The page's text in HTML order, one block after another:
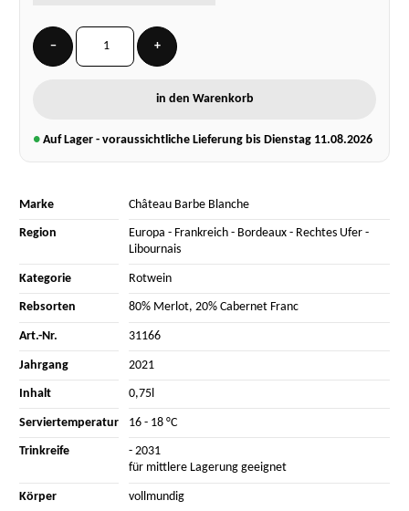
− +
in den Warenkorb
● Auf Lager - voraussichtliche Lieferung bis Dienstag 11.08.2026
Marke Château Barbe Blanche
Region Europa - Frankreich- Bordeaux- Rechtes Ufer-
Libournais
Kategorie Rotwein
Rebsorten 80% Merlot, 20% Cabernet Franc
Art.-Nr. 31166
Jahrgang 2021
Inhalt 0,75l
Serviertemperatur 16 - 18 °C
Trinkreife
- 2031
für mittlere Lagerung geeignet
Körper vollmundig